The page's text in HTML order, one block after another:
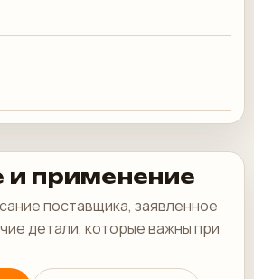
и применение
поставщика, заявленное
детали, которые важны при